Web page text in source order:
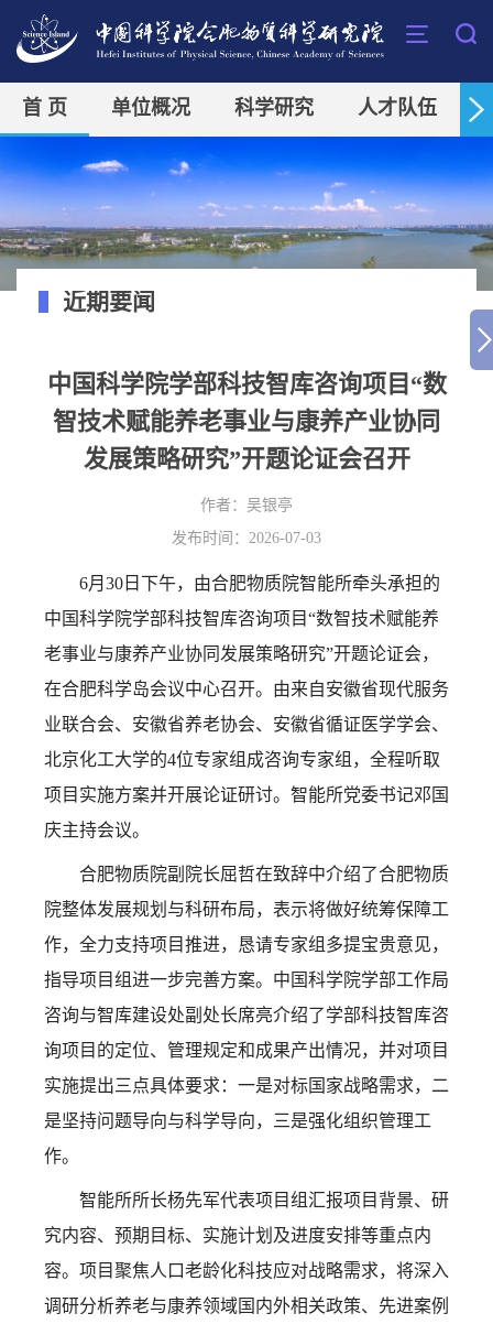
首 页 单位概况 科学研究 人才队伍
近期要闻
中国科学院学部科技智库咨询项目“数
智技术赋能养老事业与康养产业协同
发展策略研究”开题论证会召开
作者： 吴银亭
发布时间：2026-07-03
6月30日下午，由合肥物质院智能所牵头承担的
中国科学院学部科技智库咨询项目“数智技术赋能养
老事业与康养产业协同发展策略研究”开题论证会，
在合肥科学岛会议中心召开。由来自安徽省现代服务
业联合会、安徽省养老协会、安徽省循证医学学会、
北京化工大学的4位专家组成咨询专家组，全程听取
项目实施方案并开展论证研讨。智能所党委书记邓国
庆主持会议。
合肥物质院副院长屈哲在致辞中介绍了合肥物质
院整体发展规划与科研布局，表示将做好统筹保障工
作，全力支持项目推进，恳请专家组多提宝贵意见，
指导项目组进一步完善方案。中国科学院学部工作局
咨询与智库建设处副处长席亮介绍了学部科技智库咨
询项目的定位、管理规定和成果产出情况，并对项目
实施提出三点具体要求：一是对标国家战略需求，二
是坚持问题导向与科学导向，三是强化组织管理工
作。
智能所所长杨先军代表项目组汇报项目背景、研
究内容、预期目标、实施计划及进度安排等重点内
容。项目聚焦人口老龄化科技应对战略需求，将深入
调研分析养老与康养领域国内外相关政策、先进案例